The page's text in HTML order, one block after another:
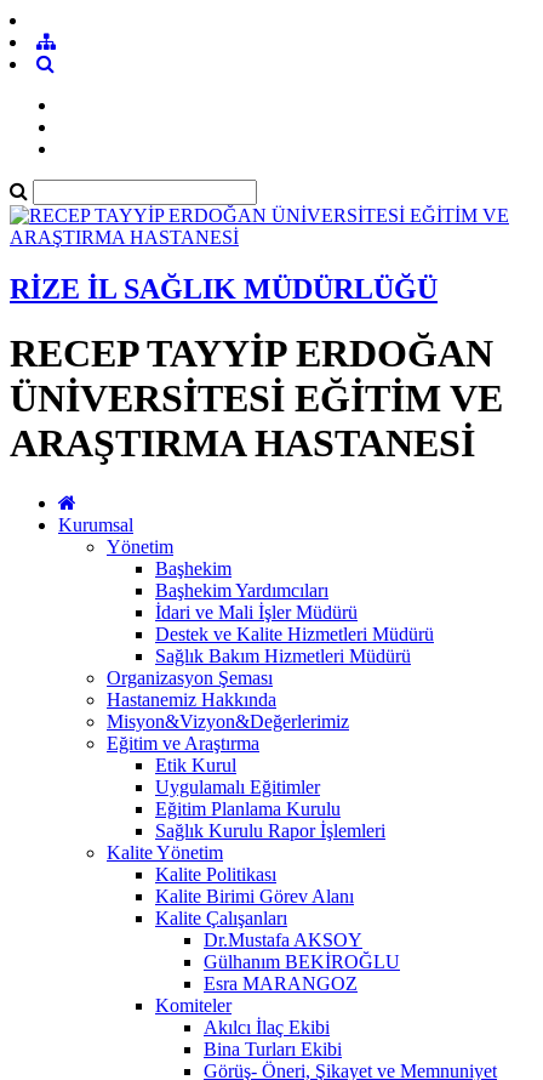
RİZE İL SAĞLIK MÜDÜRLÜĞÜ
RECEP TAYYİP ERDOĞAN
ÜNİVERSİTESİ EĞİTİM VE
ARAŞTIRMA HASTANESİ
Kurumsal
Yönetim
Başhekim
Başhekim Yardımcıları
İdari ve Mali İşler Müdürü
Destek ve Kalite Hizmetleri Müdürü
Sağlık Bakım Hizmetleri Müdürü
Organizasyon Şeması
Hastanemiz Hakkında
Misyon&Vizyon&Değerlerimiz
Eğitim ve Araştırma
Etik Kurul
Uygulamalı Eğitimler
Eğitim Planlama Kurulu
Sağlık Kurulu Rapor İşlemleri
Kalite Yönetim
Kalite Politikası
Kalite Birimi Görev Alanı
Kalite Çalışanları
Dr.Mustafa AKSOY
Gülhanım BEKİROĞLU
Esra MARANGOZ
Komiteler
Akılcı İlaç Ekibi
Bina Turları Ekibi
Görüş- Öneri, Şikayet ve Memnuniyet